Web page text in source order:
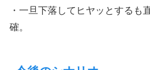
・一旦下落してヒヤッとするも
確。